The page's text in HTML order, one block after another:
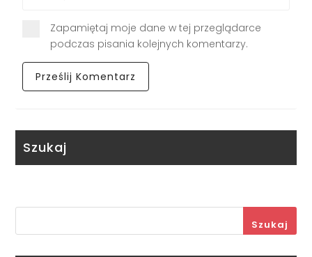
Zapamiętaj moje dane w tej przeglądarce
podczas pisania kolejnych komentarzy.
Szukaj
Szukaj